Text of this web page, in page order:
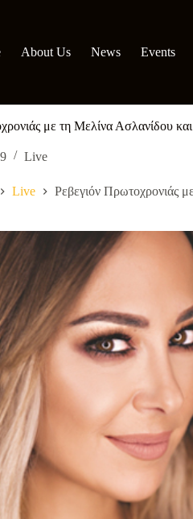
About Us News Events
με τη Μελίνα Ασλανίδου
Live
Live Ρεβεγιόν Πρωτοχρονιάς